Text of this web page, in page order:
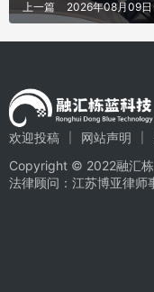
上一篇 2026年08月09
欢迎投稿 网站声明
Copyright © 2022融汇
法律顾问：江苏博亚律师